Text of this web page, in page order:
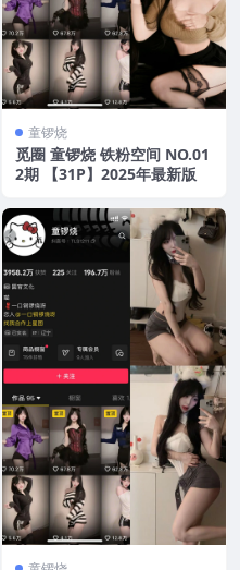
童锣烧
觅圈 童锣烧 铁粉空间 NO.01
2期 【31P】2025年最新版